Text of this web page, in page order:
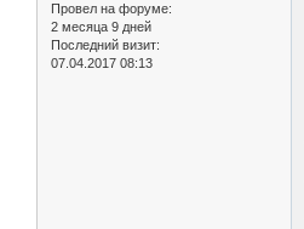
Провел на форуме:
2 месяца 9 дней
Последний визит:
07.04.2017 08:13